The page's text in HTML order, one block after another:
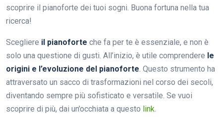
scoprire il pianoforte dei tuoi sogni. Buona fortuna nella tua
ricerca!
Scegliere il pianoforte che fa per te è essenziale, e non è
solo una questione di gusti. All’inizio, è utile comprendere le
origini e l’evoluzione del pianoforte. Questo strumento ha
attraversato un sacco di trasformazioni nel corso dei secoli,
diventando sempre più sofisticato e versatile. Se vuoi
scoprire di più, dai un’occhiata a questo link.